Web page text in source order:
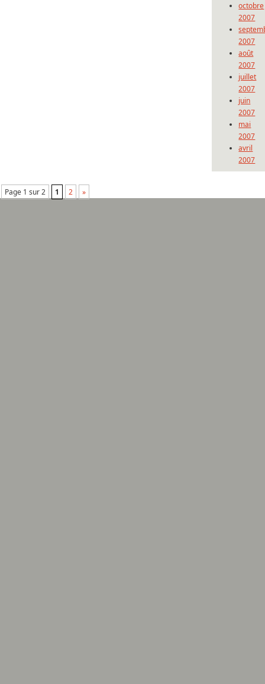
octobre
2007
2007
août
2007
juillet
2007
juin
2007
mai
2007
avril
2007
Page 1 sur 2 1 2 »